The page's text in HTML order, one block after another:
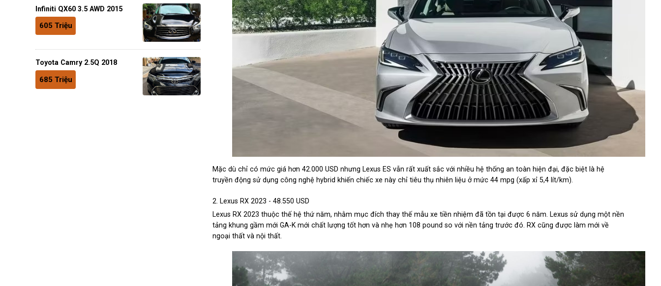
Mặc dù chỉ có mức giá hơn 42.000 USD nhưng Lexus ES vẫn rất xuất sắc với nhiều hệ thống an toàn hiện đại, đặc biệt là hệ
truyền động sử dụng công nghệ hybrid khiến chiếc xe này chỉ tiêu thụ nhiên liệu ở mức 44 mpg (xấp xỉ 5,4 lít/km).
2. Lexus RX 2023 - 48.550 USD
Lexus RX 2023 thuộc thế hệ thứ năm, nhằm mục đích thay thế mẫu xe tiền nhiệm đã tồn tại được 6 năm. Lexus sử dụng một nền
tảng khung gầm mới GA-K mới chất lượng tốt hơn và nhẹ hơn 108 pound so với nền tảng trước đó. RX cũng được làm mới về
ngoại thất và nội thất.
Infiniti QX60 3.5 AWD 2015
605 Triệu
Toyota Camry 2.5Q 2018
685 Triệu